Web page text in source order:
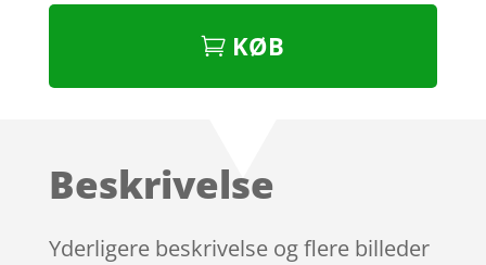
KØB
Beskrivelse
Yderligere beskrivelse og flere billeder